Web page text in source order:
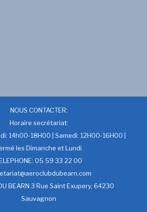
NOUS CONTACTER:
Horaire secrétariat:
14h00-18H00 | Samedi: 12H00-16H00 |
les Dimanche et Lundi
05 59 33 22 00
BEARN 3 Rue Saint Exupery, 64230
Sauvagnon